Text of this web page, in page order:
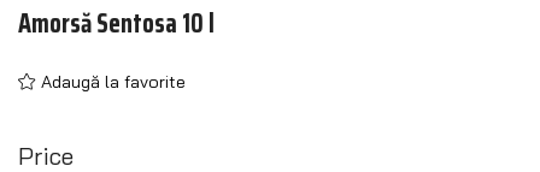
Amorsă Sentosa 10 l
Adaugă la favorite
Price